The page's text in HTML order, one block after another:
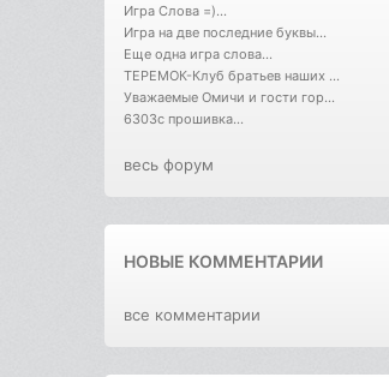
Игра Слова =)...
Игра на две последние буквы...
Еще одна игра слова...
ТЕРЕМОК-Клуб братьев наших ...
Уважаемые Омичи и гости гор...
6303с прошивка...
весь форум
НОВЫЕ КОММЕНТАРИИ
все комментарии